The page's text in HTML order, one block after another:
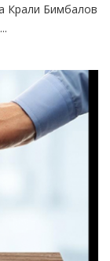
Крали Бимбалов